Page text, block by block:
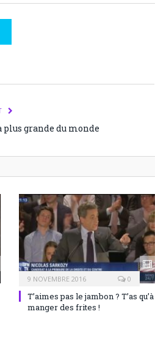
plus grande du monde
9 NOVEMBRE 2016 0
T’aimes pas le jambon ? T’as qu’à
manger des frites !